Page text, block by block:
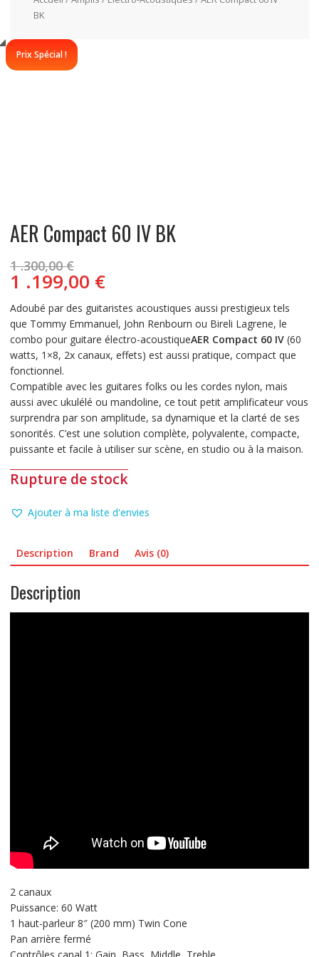
BK
Prix Spécial !
AER Compact 60 IV BK
1 .300,00€ prix
initial
était :
1
.300,00 €.
1 .199,00 €Le
prix
actuel
est :
1
.199,00 €.
Adoubé par des guitaristes acoustiques aussi prestigieux tels
que Tommy Emmanuel, John Renbourn ou Bireli Lagrene, le
combo pour guitare électro-acoustiqueAER Compact 60 IV(60
watts, 1×8, 2x canaux, effets) est aussi pratique, compact que
fonctionnel.
Compatible avec les guitares folks ou les cordes nylon, mais
aussi avec ukulélé ou mandoline, ce tout petit amplificateur vous
surprendra par son amplitude, sa dynamique et la clarté de ses
sonorités. C’est une solution complète, polyvalente, compacte,
puissante et facile à utiliser sur scène, en studio ou à la maison.
Rupture de stock
Ajouter à ma liste d'envies
Description Brand Avis (0)
Description
2 canaux
Puissance: 60 Watt
1 haut-parleur 8″ (200 mm) Twin Cone
Pan arrière fermé
Contrôles canal 1: Gain, Bass, Middle, Treble